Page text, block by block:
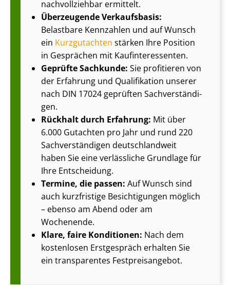
nachvollziehbar ermittelt.
Überzeugende Verkaufsbasis:
Belastbare Kennzahlen und auf Wunsch
ein Kurzgutachten stärken Ihre Position
in Gesprächen mit Kauf­in­ter­es­sen­ten.
Geprüfte Sachkunde: Sie profitieren von
der Erfahrung und Qualifikation unserer
nach DIN 17024 geprüften Sach­ver­stän­di­
gen.
Rückhalt durch Erfahrung: Mit über
6.000 Gutachten pro Jahr und rund 220
Sach­ver­stän­di­gen deutschlandweit
haben Sie eine verlässliche Grundlage für
Ihre Entscheidung.
Termine, die passen: Auf Wunsch sind
auch kurzfristige Besichtigungen möglich
– ebenso am Abend oder am
Wochenende.
Klare, faire Konditionen: Nach dem
kostenlosen Erstgespräch erhalten Sie
ein transparentes Fest­preis­an­ge­bot.